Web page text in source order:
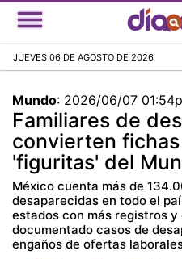
JUEVES 06 DE AGOSTO DE 2026
Mundo: 2026/06/07
Familiares de
convierten
'figuritas' del
México cuenta más de
desaparecidas en todo el
estados con más registros y
documentado casos de
engaños de ofertas